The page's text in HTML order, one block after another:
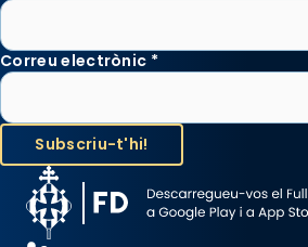
Correu electrònic *